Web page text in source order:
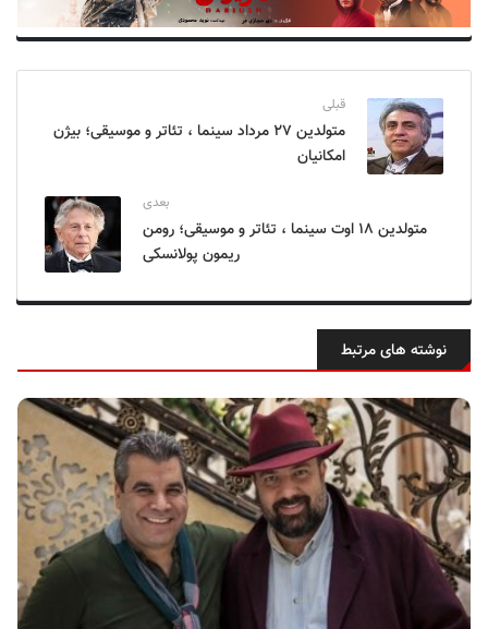
قبلی
متولدین ۲۷ مرداد سینما ، تئاتر و موسیقی؛ بیژن
امکانیان
بعدی
متولدین ۱۸ اوت سینما ، تئاتر و موسیقی؛ رومن
ریمون پولانسکی
نوشته های مرتبط